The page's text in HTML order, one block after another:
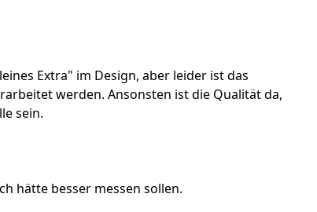
Extra" im Design, aber leider ist das
werden. Ansonsten ist die Qualität da,
sein.
hätte besser messen sollen.